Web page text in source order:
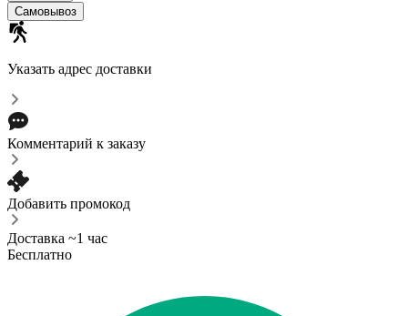
Самовывоз
Указать адрес доставки
Комментарий к заказу
Добавить промокод
Доставка ~1 час
Бесплатно